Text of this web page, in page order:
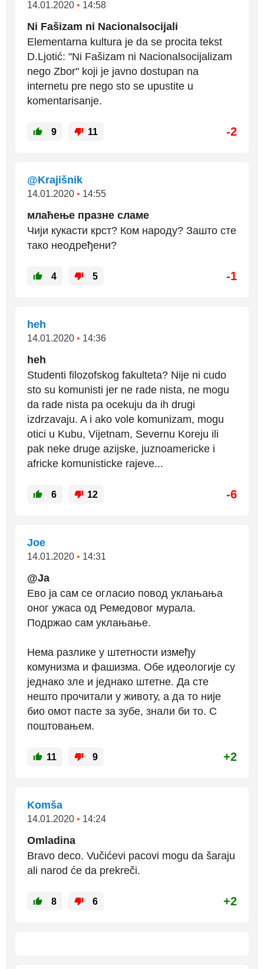
14.01.2020 • 14:58
Ni Fašizam ni Nacionalsocijali
Elementarna kultura je da se procita tekst
D.Ljotić: "Ni Fašizam ni Nacionalsocijalizam
nego Zbor" koji je javno dostupan na
internetu pre nego sto se upustite u
komentarisanje.
9 11 -2
@Krajišnik
14.01.2020 • 14:55
млаћење празне сламе
Чији кукасти крст? Ком народу? Зашто сте
тако неодређени?
4 5 -1
heh
14.01.2020 • 14:36
heh
Studenti filozofskog fakulteta? Nije ni cudo
sto su komunisti jer ne rade nista, ne mogu
da rade nista pa ocekuju da ih drugi
izdrzavaju. A i ako vole komunizam, mogu
otici u Kubu, Vijetnam, Severnu Koreju ili
pak neke druge azijske, juznoamericke i
africke komunisticke rajeve...
6 12 -6
Јое
14.01.2020 • 14:31
@Ja
Ево ја сам се огласио повод уклањања
оног ужаса од Ремедовог мурала.
Подржао сам уклањање.
Нема разлике у штетности између
комунизма и фашизма. Обе идеологије су
једнако зле и једнако штетне. Да сте
нешто прочитали у животу, а да то није
био омот пасте за зубе, знали би то. С
поштовањем.
11 9 +2
Komša
14.01.2020 • 14:24
Omladina
Bravo deco. Vučićevi pacovi mogu da šaraju
ali narod će da prekreči.
8 6 +2